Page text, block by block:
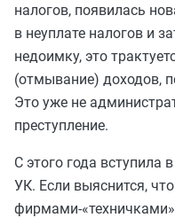
налогов, появилась
в неуплате налогов и
недоимку, это
(отмывание) доходов,
Это уже не
преступление.
С этого года вступила
УК. Если выяснится,
фирмами-